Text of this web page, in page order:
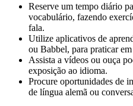
Reserve um tempo diário
vocabulário, fazendo
fala.
Utilize aplicativos de
ou Babbel, para praticar
Assista a vídeos ou ouça
exposição ao idioma.
Procure oportunidades de
de língua alemã ou